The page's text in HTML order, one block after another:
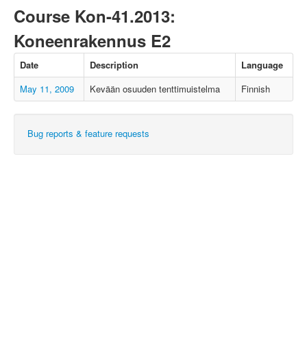
Course Kon-41.2013:
Koneenrakennus E2
Date Description
Language
May 11, 2009
Kevään osuuden tenttimuistelma Finnish
Bug reports & feature requests